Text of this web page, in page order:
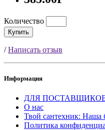
Количество
Купить
/Написать отзыв
Информация
ДЛЯ
О нас
Твой сантехник: Наша
Политика